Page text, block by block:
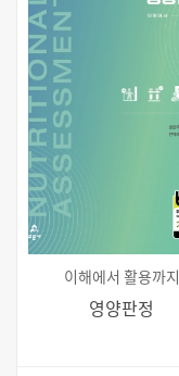
이해에서 활용까지
영양판정